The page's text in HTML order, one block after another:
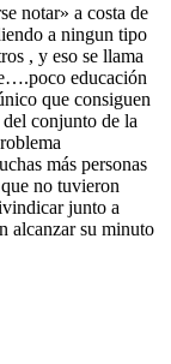
notar» a costa de
a ningun tipo
, y eso se llama
educación
que consiguen
conjunto de la
más personas
no tuvieron
junto a
alcanzar su minuto